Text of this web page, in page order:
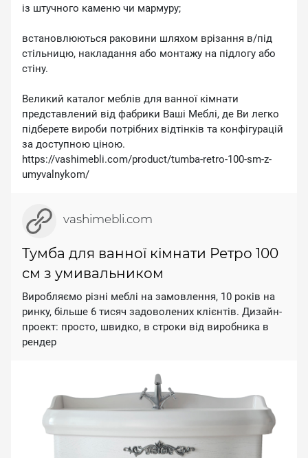
із штучного каменю чи мармуру;
встановлюються раковини шляхом врізання в/під
стільницю, накладання або монтажу на підлогу або
стіну.
Великий каталог меблів для ванної кімнати
представлений від фабрики Ваші Меблі, де Ви легко
підберете вироби потрібних відтінків та конфігурацій
за доступною ціною.
https://vashimebli.com/product/tumba-retro-100-sm-z-
umyvalnykom/
vashimebli.com
Тумба для ванної кімнати Ретро 100
см з умивальником
Виробляємо різні меблі на замовлення, 10 років на
ринку, більше 6 тисяч задоволених клієнтів. Дизайн-
проект: просто, швидко, в строки від виробника в
рендер